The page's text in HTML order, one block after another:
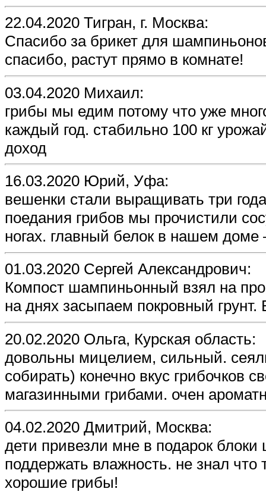
22.04.2020 Тигран, г. Москва:
Спасибо за брикет для
спасибо, растут прямо в комнате!
03.04.2020 Михаил:
грибы мы едим потому что уже
каждый год. стабильно 100 кг
доход
16.03.2020 Юрий, Уфа:
вешенки стали выращивать три
поедания грибов мы прочистили
ногах. главный белок в нашем
01.03.2020 Сергей Александрович:
Компост шампиньонный взял на
на днях засыпаем покровный
20.02.2020 Ольга, Курская область:
довольны мицелием, сильный.
собирать) конечно вкус грибочков
магазинными грибами. очен
04.02.2020 Дмитрий, Москва:
дети привезли мне в подарок
поддержать влажность. не знал
хорошие грибы!